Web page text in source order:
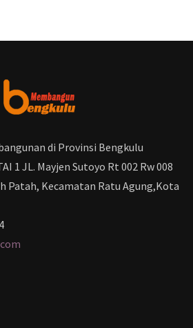
di Provinsi Bengkulu
1 JL. Mayjen Sutoyo Rt 002 Rw 008
Patah, Kecamatan Ratu Agung,Kota